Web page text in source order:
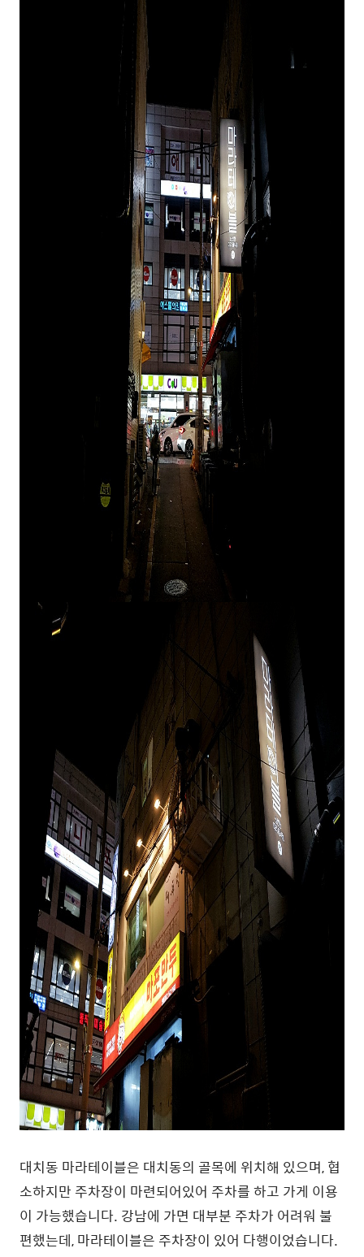
대치동 마라테이블은 대치동의 골목에 위치해 있으며, 협
소하지만 주차장이 마련되어있어 주차를 하고 가게 이용
이 가능했습니다. 강남에 가면 대부분 주차가 어려워 불
편했는데, 마라테이블은 주차장이 있어 다행이었습니다.